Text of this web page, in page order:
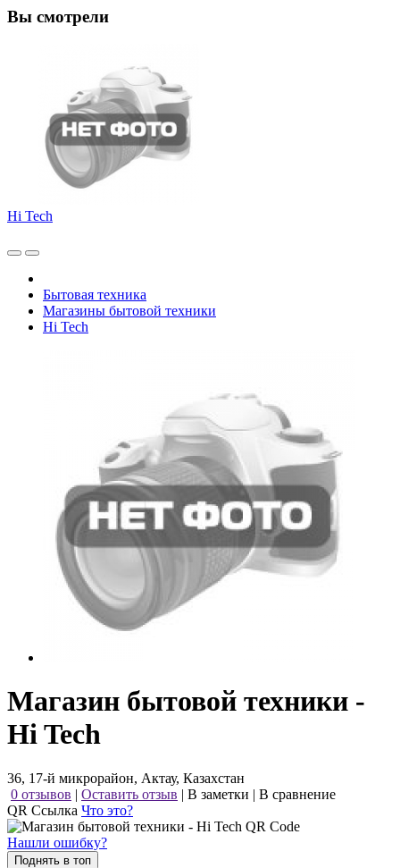
Вы смотрели
Hi Tech
Бытовая техника
Магазины бытовой техники
Hi Tech
Магазин бытовой техники -
Hi Tech
36, 17-й микрорайон, Актау, Казахстан
0 отзывов | Оставить отзыв | В заметки | В сравнение
QR Ссылка Что это?
Нашли ошибку?
Поднять в топ